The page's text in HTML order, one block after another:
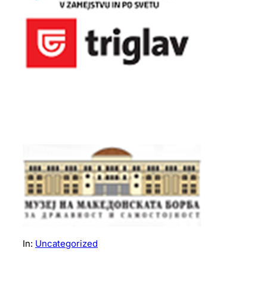
In: Uncategorized